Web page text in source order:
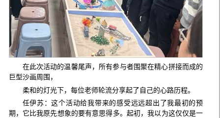
在此次活动的温馨尾声，所有参与者围聚在精心拼接而成的
巨型沙画周围，
柔和的灯光下，每位老师轮流分享起了自己的心路历程。
任伊苏：这个活动给我带来的感受远远超出了我最初的预
期，它比我原先想象的要有意思得多。起初，我以为这仅仅是一